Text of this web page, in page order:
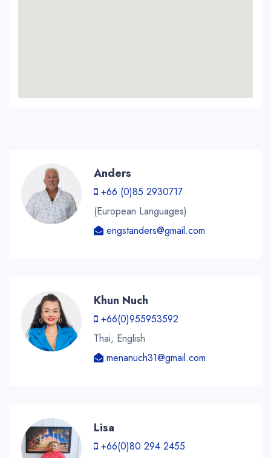
Anders
+66 (0)85 2930717
(European Languages)
engstanders@gmail.com
Khun Nuch
+66(0)955953592
Thai, English
menanuch31@gmail.com
Lisa
+66(0)80 294 2455